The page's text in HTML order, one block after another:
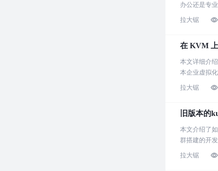
办公还是专
拉大锯
在 KVM
本文详细介
本企业虚拟
拉大锯
旧版本的
本文介绍了
群搭建的开
拉大锯